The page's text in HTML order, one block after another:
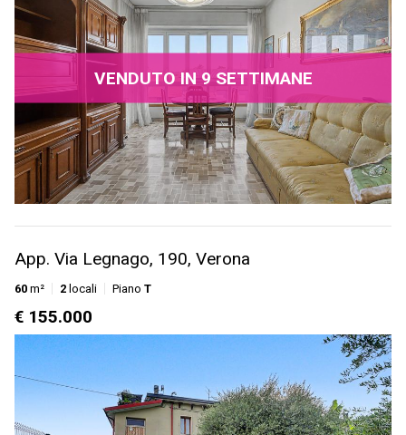
VENDUTO IN 9 SETTIMANE
App. Via Legnago, 190, Verona
60 m² 2 locali Piano T
€ 155.000